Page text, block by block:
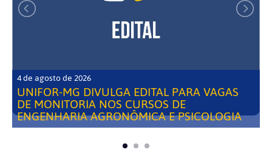
4 de agosto de 2026
UNIFOR-MG DIVULGA EDITAL PARA VAGAS
DE MONITORIA NOS CURSOS DE
ENGENHARIA AGRONÔMICA E PSICOLOGIA